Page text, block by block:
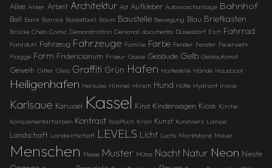
Allee Anker Arbeit Architektur Ast Aufkleber Autowaschanlage Bahnhof
Ball Bank Barock Basketball Baum Baustelle Bewegung Blau Briefkasten
Brücke Cheb Comic Demonstration Denkmal documenta Düsseldorf Elch Fahrrad
Fahrstuhl Fahrzeug Fahrzeuge Familie Farbe Fender Fenster Feuerwehr
Flagge Form Fridericianum Friseur Gasse Gebäude Gelb Geldautomat
Geweih Gitter Gleis Graffiti Grün Hafen Haltestelle Hände Hausboot
Heiligenhafen Herkules Himmel Hirsch Hund Hütte Hydrant Ironie
Karlsaue Karussel Kassel Kind Kinderwagen Kiosk Kirche
Komplementärfarben Kontrast Kopftuch Kran Kunst Kunstwerk Lampe
Landschaft Landwirtschaft LEVELS Licht Luchs Marktstand Mauer
Menschen Messe Muster Mütze Nacht Natur Neon Nieste